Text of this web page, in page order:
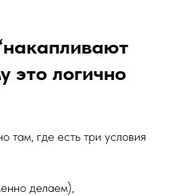
это логично
там, где есть три условия
делаем),